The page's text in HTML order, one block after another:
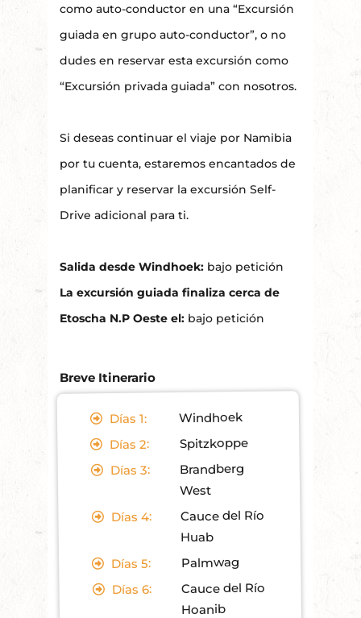
como auto-conductor en una “Excursión
guiada en grupo auto-conductor”, o no
dudes en reservar esta excursión como
“Excursión privada guiada” con nosotros.
Si deseas continuar el viaje por Namibia
por tu cuenta, estaremos encantados de
planificar y reservar la excursión Self-
Drive adicional para ti.
Salida desde Windhoek: bajo petición
La excursión guiada finaliza cerca de
Etoscha N.P Oeste el: bajo petición
Breve Itinerario
Días1: Windhoek
Días2: Spitzkoppe
Días 3: Brandberg
West
Días 4: Cauce del Río
Huab
Días5: Palmwag
Días 6: Cauce del Río
Hoanib